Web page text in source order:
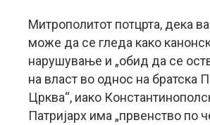
Митрополитот потцрта, дека
може да се гледа како
нарушување и „обид да се
на власт во однос на братска
Црква“, иако
Патријарх има „првенство по